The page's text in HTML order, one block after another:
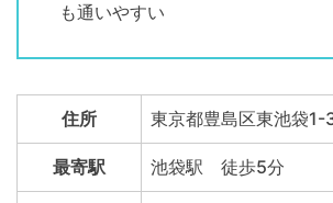
も通いやすい
住所 東京都豊島区東池袋
最寄駅 池袋駅 徒歩5分